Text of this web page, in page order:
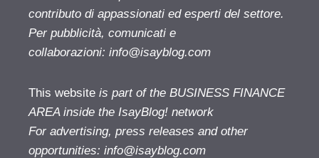
contributo di appassionati ed esperti del settore.
Per pubblicità, comunicati e
collaborazioni: info@isayblog.com
This website is part of the BUSINESS FINANCE
AREA inside the IsayBlog! network
For advertising, press releases and other
opportunities: info@isayblog.com